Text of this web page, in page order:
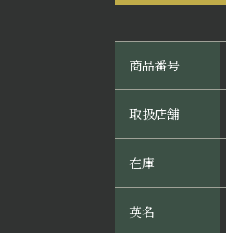
商品番号
取扱店舗
在庫
英名